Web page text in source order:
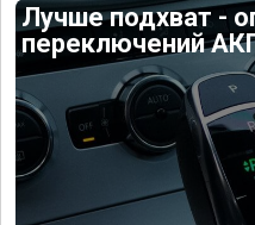
Лучше подхват -
переключений